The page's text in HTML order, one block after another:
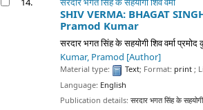
14. सरदार भगत सिंह के सहयोगी शिव वर्मा
SHIV VERMA: BHAGAT
Pramod Kumar
सरदार भगत सिंह के सहयोगी शिव वर्मा प्रमोद
Kumar, Pramod [Author]
Material type: Text; Format: print;
Language: English
Publication details:सरदार भगत सिंह के सहयोगी